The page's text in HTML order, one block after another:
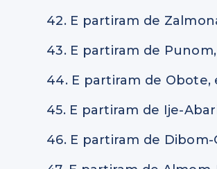
42. E partiram de
43. E partiram de
44. E partiram de
45. E partiram de Ije-
46. E partiram de